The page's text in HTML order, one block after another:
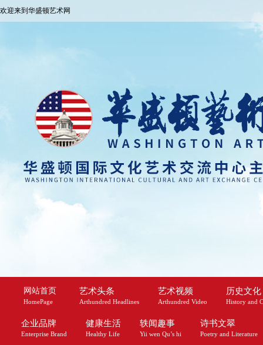
欢迎来到华盛顿艺术网
网站首页
HomePage
艺术头条
Arthundred Headlines
艺术视频
Arthundred Video
历史文化
History and
企业品牌
Enterprise Brand
健康生活
Healthy Life
轶闻趣事
Yii wen Qu’s hi
诗书文翠
Poetry and Literature